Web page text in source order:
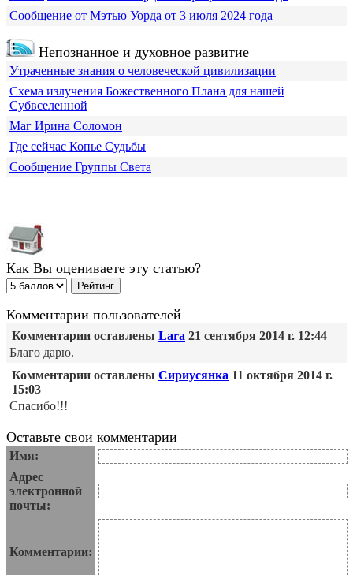
Сообщение от Мэтью Уорда от 3 июля 2024 года
Непознанное и духовное развитие
Утраченные знания о человеческой цивилизации
Схема излучения Божественного Плана для нашей
Субвселенной
Маг Ирина Соломон
Где сейчас Копье Судьбы
Сообщение Группы Света
Как Вы оцениваете эту статью?
Комментарии пользователей
Комментарии оставлены Lara 21 сентября 2014 г. 12:44
Благо дарю.
Комментарии оставлены Сириусянка 11 октября 2014 г.
15:03
Спасибо!!!
Оставьте свои комментарии
Имя:
Адрес
электронной
почты:
Комментарии: